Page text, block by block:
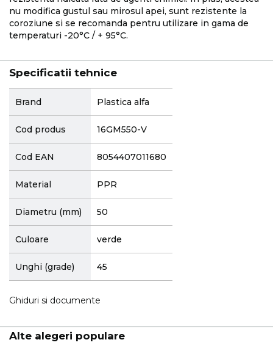
nu modifica gustul sau mirosul apei, sunt rezistente la
coroziune si se recomanda pentru utilizare in gama de
temperaturi -20°C / + 95°C.
Specificatii tehnice
Brand Plastica alfa
Cod produs 16GM550-V
Cod EAN 8054407011680
Material PPR
Diametru (mm) 50
Culoare verde
Unghi (grade) 45
Ghiduri si documente
Alte alegeri populare